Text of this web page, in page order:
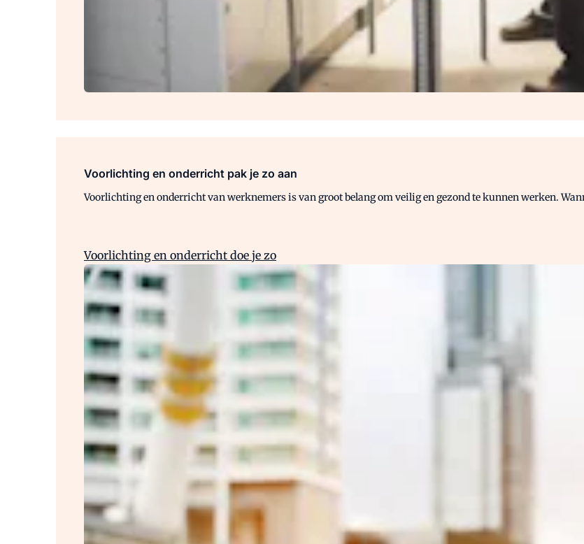
Voorlichting en onderricht pak je zo aan
Voorlichting en onderricht van werknemers is van groot belang om veilig en gezond te kunnen werken.
Voorlichting en onderricht doe je zo